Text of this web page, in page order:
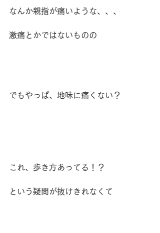
なんか親指が痛いような、、、
激痛とかではないものの
でもやっぱ、地味に痛くない？
これ、歩き方あってる！？
という疑問が抜けきれなくて